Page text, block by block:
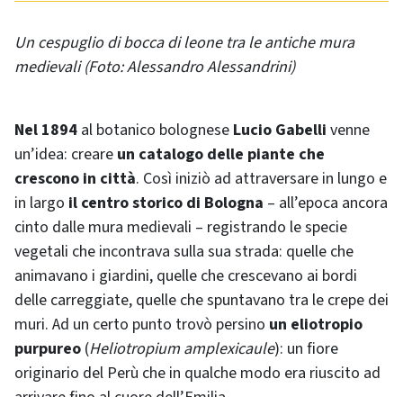
Un cespuglio di bocca di leone tra le antiche mura
medievali (Foto: Alessandro Alessandrini)
Nel 1894 al botanico bolognese Lucio Gabelli venne
un’idea: creare un catalogo delle piante che
crescono in città. Così iniziò ad attraversare in lungo e
in largo il centro storico di Bologna – all’epoca ancora
cinto dalle mura medievali – registrando le specie
vegetali che incontrava sulla sua strada: quelle che
animavano i giardini, quelle che crescevano ai bordi
delle carreggiate, quelle che spuntavano tra le crepe dei
muri. Ad un certo punto trovò persino un eliotropio
purpureo (Heliotropium amplexicaule): un fiore
originario del Perù che in qualche modo era riuscito ad